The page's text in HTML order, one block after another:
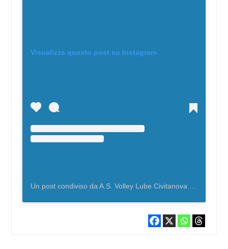
Visualizza questo post su Instagram
Un post condiviso da A.S. Volley Lube Civitanova (@asvolleylube)